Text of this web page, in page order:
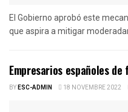
El Gobierno aprobó este
que aspira a mitigar
Empresarios españoles
BYESC-ADMIN 18 NOVEMBRE 2022